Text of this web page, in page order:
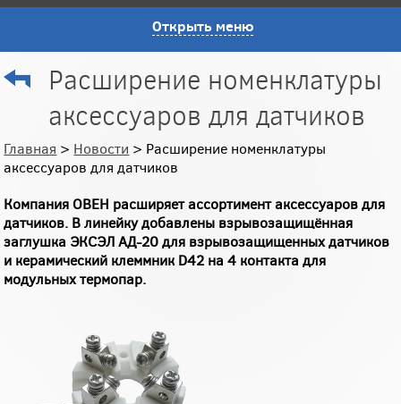
Открыть меню
Расширение номенклатуры
аксессуаров для датчиков
Главная > Новости > Расширение номенклатуры
аксессуаров для датчиков
Компания ОВЕН расширяет ассортимент аксессуаров для
датчиков. В линейку добавлены взрывозащищённая
заглушка ЭКСЭЛ АД-20 для взрывозащищенных датчиков
и керамический клеммник D42 на 4 контакта для
модульных термопар.